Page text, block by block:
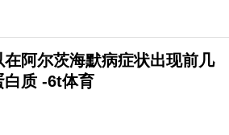
阿尔茨海默病症状出现前几
白质 -6t体育